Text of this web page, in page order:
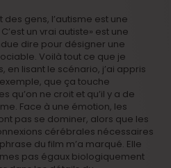
gens, l’autisme est une
un vrai autiste­» est une
dire pour désigner une
Voilà tout ce que je
en lisant le scénario, j’ai appris
que ça touche
qu’on ne croit et qu’il y a de
Face à une émotion, les
pas se dominer, alors que les
cérébrales nécessaires
du film m’a marqué. Elle
pas égaux biologiquement